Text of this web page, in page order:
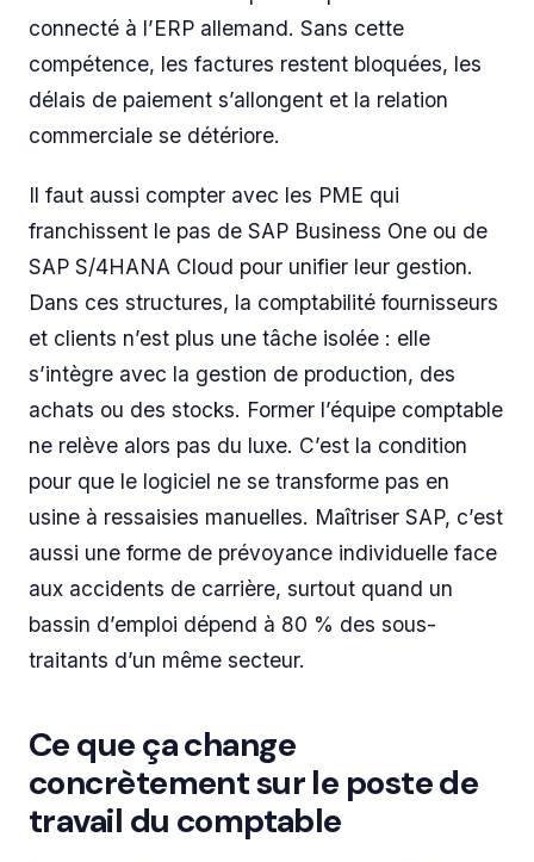
connecté à l’ERP allemand. Sans cette
compétence, les factures restent bloquées, les
délais de paiement s’allongent et la relation
commerciale se détériore.
Il faut aussi compter avec les PME qui
franchissent le pas de SAP Business One ou de
SAP S/4HANA Cloud pour unifier leur gestion.
Dans ces structures, la comptabilité fournisseurs
et clients n’est plus une tâche isolée : elle
s’intègre avec la gestion de production, des
achats ou des stocks. Former l’équipe comptable
ne relève alors pas du luxe. C’est la condition
pour que le logiciel ne se transforme pas en
usine à ressaisies manuelles. Maîtriser SAP, c’est
aussi une forme de prévoyance individuelle face
aux accidents de carrière, surtout quand un
bassin d’emploi dépend à 80 % des sous-
traitants d’un même secteur.
Ce que ça change
concrètement sur le poste de
travail du comptable